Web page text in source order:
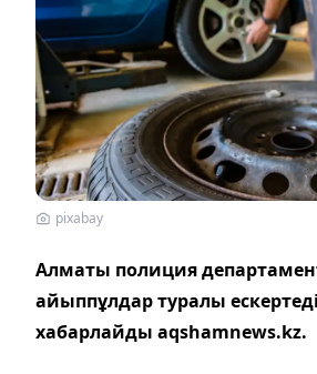
pixabay
Алматы полиция
айыппұлдар туралы
хабарлайды aqshamnews.kz.